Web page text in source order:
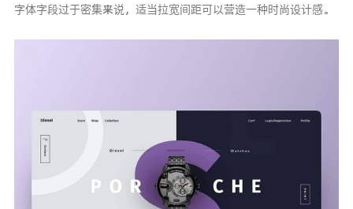
字体字段过于密集来说，适当拉宽间距可以营造一种时尚设计感。